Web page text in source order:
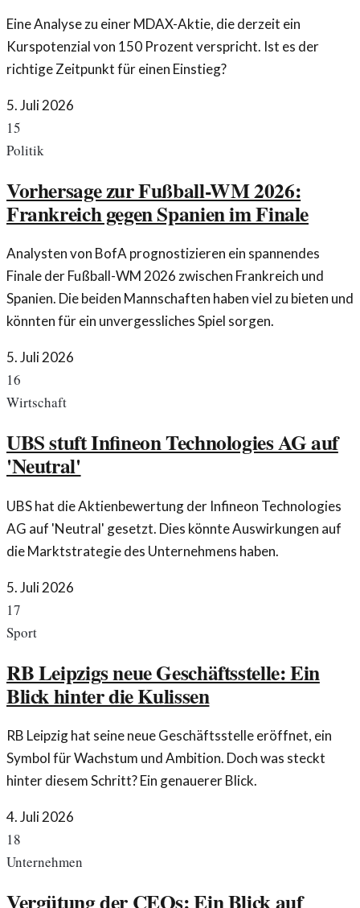
Eine Analyse zu einer MDAX-Aktie, die derzeit ein
Kurspotenzial von 150 Prozent verspricht. Ist es der
richtige Zeitpunkt für einen Einstieg?
5. Juli 2026
15
Politik
Vorhersage zur Fußball-WM 2026:
Frankreich gegen Spanien im Finale
Analysten von BofA prognostizieren ein spannendes
Finale der Fußball-WM 2026 zwischen Frankreich und
Spanien. Die beiden Mannschaften haben viel zu bieten und
könnten für ein unvergessliches Spiel sorgen.
5. Juli 2026
16
Wirtschaft
UBS stuft Infineon Technologies AG auf
'Neutral'
UBS hat die Aktienbewertung der Infineon Technologies
AG auf 'Neutral' gesetzt. Dies könnte Auswirkungen auf
die Marktstrategie des Unternehmens haben.
5. Juli 2026
17
Sport
RB Leipzigs neue Geschäftsstelle: Ein
Blick hinter die Kulissen
RB Leipzig hat seine neue Geschäftsstelle eröffnet, ein
Symbol für Wachstum und Ambition. Doch was steckt
hinter diesem Schritt? Ein genauerer Blick.
4. Juli 2026
18
Unternehmen
Vergütung der CEOs: Ein Blick auf